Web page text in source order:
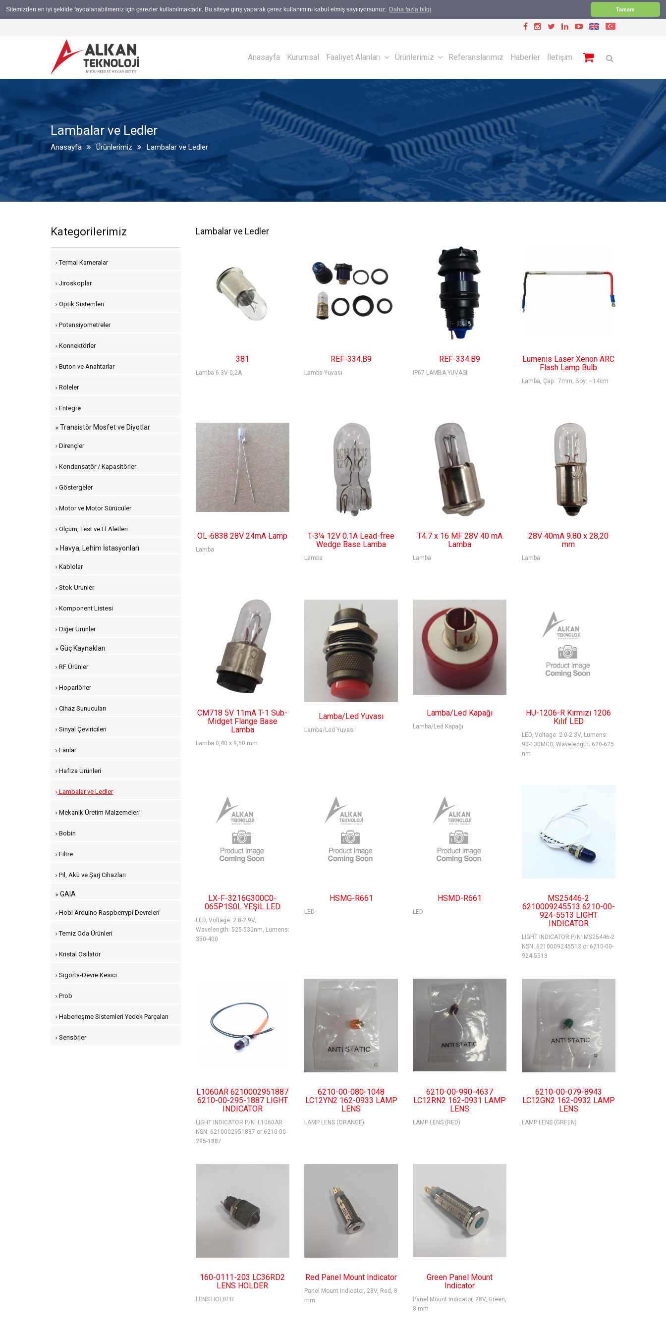
Sitemizden en iyi şekilde faydalanabilmeniz için çerezler kullanılmaktadır. Bu siteye giriş yaparak çerez kullanımını kabul etmiş sayılıyorsunuz. Daha fazla bilgi Tamam
Anasayfa Kurumsal Faaliyet Alanları Ürünlerimiz Referanslarımız Haberler İletişim
Lambalar ve Ledler
Anasayfa Ürünlerimiz Lambalar ve Ledler
Kategorilerimiz
Termal Kameralar
Jiroskoplar
Optik Sistemleri
Potansiyometreler
Konnektörler
Buton ve Anahtarlar
Röleler
Entegre
Transistör Mosfet ve Diyotlar
Dirençler
Kondansatör / Kapasitörler
Göstergeler
Motor ve Motor Sürücüler
Ölçüm, Test ve El Aletleri
Havya, Lehim İstasyonları
Kablolar
Stok Urunler
Komponent Listesi
Diğer Ürünler
Güç Kaynakları
RF Ürünler
Hoparlörler
Cihaz Sunucuları
Sinyal Çeviricileri
Fanlar
Hafıza Ürünleri
Lambalar ve Ledler
Mekanik Üretim Malzemeleri
Bobin
Filtre
Pil, Akü ve Şarj Cihazları
GAIA
Hobi Arduino Raspberrypi Devreleri
Temiz Oda Ürünleri
Kristal Osilatör
Sigorta-Devre Kesici
Prob
Haberleşme Sistemleri Yedek Parçaları
Sensörler
Lambalar ve Ledler
381
Lamba 6.3V 0,2A
REF-334.B9
Lamba Yuvası
REF-334.B9
IP67 LAMBA YUVASI
Lumenis Laser Xenon ARC
Flash Lamp Bulb
Lamba, Çap : 7mm, Boy: ~14cm
OL-6838 28V 24mA Lamp
Lamba
T-3¼ 12V 0.1A Lead-free
Wedge Base Lamba
Lamba
T4.7 x 16 MF 28V 40 mA
Lamba
Lamba
28V 40mA 9.80 x 28,20
mm
Lamba
CM718 5V 11mA T-1 Sub-
Midget Flange Base
Lamba
Lamba 0,40 x 9,50 mm
Lamba/Led Yuvası
Lamba/Led Yuvası
Lamba/Led Kapağı
Lamba/Led Kapağı
HU-1206-R Kırmızı 1206
Kılıf LED
LED, Voltage: 2.0-2.3V, Lumens:
90-130MCD, Wavelength: 620-625
nm
LX-F-3216G300C0-
065P1S0L YEŞİL LED
LED, Voltage: 2.8-2.9V,
Wavelength: 525-530nm, Lumens:
350-400
HSMG-R661
LED
HSMD-R661
LED
MS25446-2
6210009245513 6210-00-
924-5513 LIGHT
INDICATOR
LIGHT INDICATOR P/N: MS25446-2
NSN: 6210009245513 or 6210-00-
924-5513
L1060AR 6210002951887
6210-00-295-1887 LIGHT
INDICATOR
LIGHT INDICATOR P/N: L1060AR
NSN: 6210002951887 or 6210-00-
295-1887
6210-00-080-1048
LC12YN2 162-0933 LAMP
LENS
LAMP LENS (ORANGE)
6210-00-990-4637
LC12RN2 162-0931 LAMP
LENS
LAMP LENS (RED)
6210-00-079-8943
LC12GN2 162-0932 LAMP
LENS
LAMP LENS (GREEN)
160-0111-203 LC36RD2
LENS HOLDER
LENS HOLDER
Red Panel Mount Indicator
Panel Mount Indicator, 28V, Red, 8
mm
Green Panel Mount
Indicator
Panel Mount Indicator, 28V, Green,
8 mm